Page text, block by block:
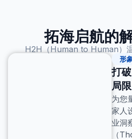
拓海启航的
H2H（Human to Human）
形
打
局限
为您
家人
业洞
（